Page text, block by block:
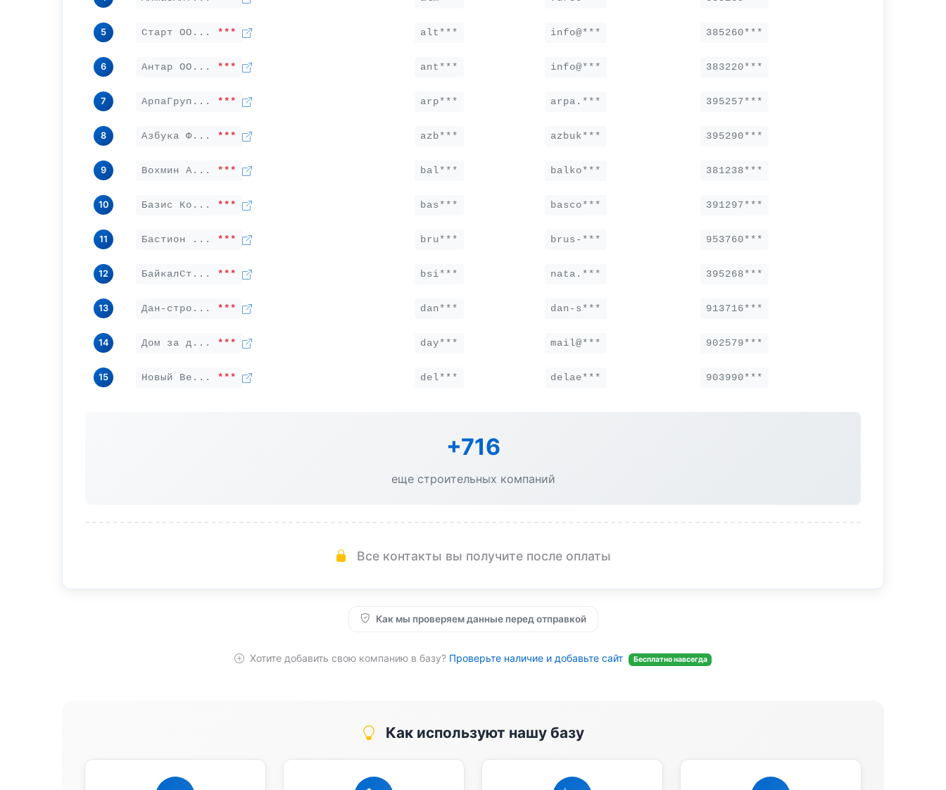
5 Старт ОО... *** alt*** info@*** 385260***
6 Антар ОО... *** ant*** info@*** 383220***
7 АрпаГруп... *** arp*** arpa.*** 395257***
8 Азбука Ф... *** azb*** azbuk*** 395290***
9 Вохмин А... *** bal*** balko*** 381238***
10 Базис Ко... *** bas*** basco*** 391297***
11 Бастион ... *** bru*** brus-*** 953760***
12 БайкалСт... *** bsi*** nata.*** 395268***
13 Дан-стро... *** dan*** dan-s*** 913716***
14 Дом за д... *** day*** mail@*** 902579***
15 Новый Ве... *** del*** delae*** 903990***
+716
еще строительных компаний
Все контакты вы получите после оплаты
Как мы проверяем данные перед отправкой
Хотите добавить свою компанию в базу? Проверьте наличие и добавьте сайт Бесплатно навсегда
Как используют нашу базу